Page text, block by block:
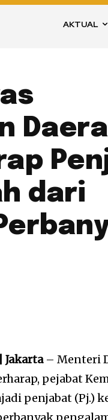
AKTUAL
dari
| Jakarta– Menteri
pejabat
penjabat (Pj.)